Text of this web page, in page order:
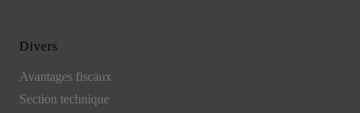
Divers
Avantages fiscaux
Section technique